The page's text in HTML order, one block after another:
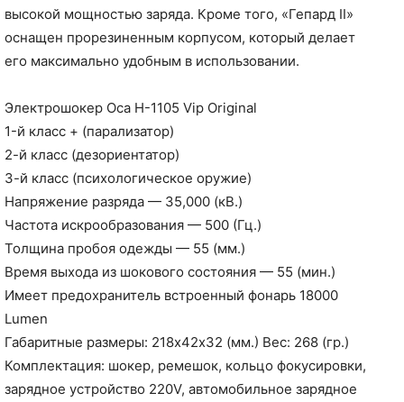
высокой мощностью заряда. Кроме того, «Гепард II»
оснащен прорезиненным корпусом, который делает
его максимально удобным в использовании.
Электрошокер Оса H-1105 Vip Original
1-й класс + (парализатор)
2-й класс (дезориентатор)
3-й класс (психологическое оружие)
Напряжение разряда — 35,000 (кВ.)
Частота искрообразования — 500 (Гц.)
Толщина пробоя одежды — 55 (мм.)
Время выхода из шокового состояния — 55 (мин.)
Имеет предохранитель встроенный фонарь 18000
Lumen
Габаритные размеры: 218х42х32 (мм.) Вес: 268 (гр.)
Комплектация: шокер, ремешок, кольцо фокусировки,
зарядное устройство 220V, автомобильное зарядное